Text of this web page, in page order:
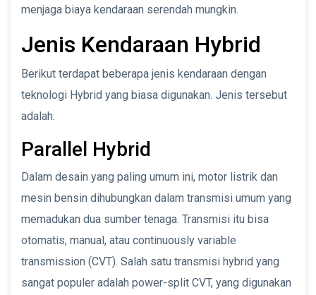
menjaga biaya kendaraan serendah mungkin.
Jenis Kendaraan Hybrid
Berikut terdapat beberapa jenis kendaraan dengan
teknologi Hybrid yang biasa digunakan. Jenis tersebut
adalah:
Parallel Hybrid
Dalam desain yang paling umum ini, motor listrik dan
mesin bensin dihubungkan dalam transmisi umum yang
memadukan dua sumber tenaga. Transmisi itu bisa
otomatis, manual, atau continuously variable
transmission (CVT). Salah satu transmisi hybrid yang
sangat populer adalah power-split CVT, yang digunakan